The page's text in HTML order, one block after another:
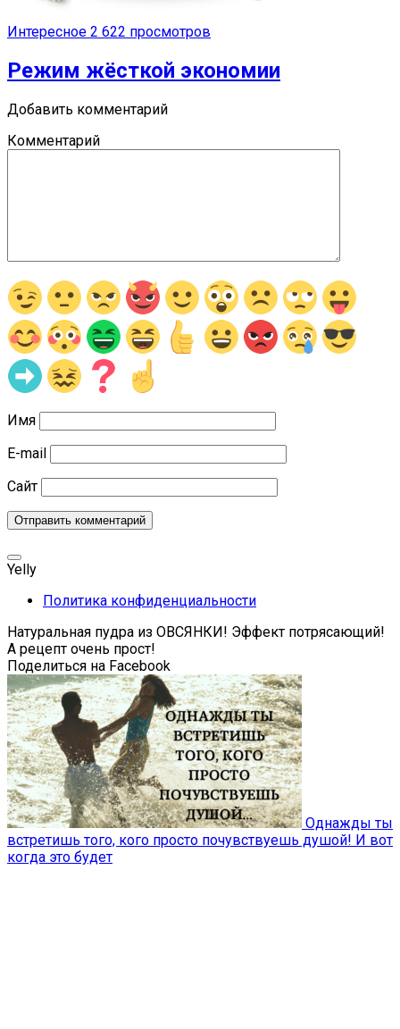
Интересное 2 622 просмотров
Режим жёсткой экономии
Добавить комментарий
Комментарий
Имя
E-mail
Сайт
Yelly
Политика конфиденциальности
Натуральная пудра из ОВСЯНКИ! Эффект потрясающий!
А рецепт очень прост!
Поделиться на Facebook
Однажды ты
встретишь того, кого просто почувствуешь душой! И вот
когда это будет